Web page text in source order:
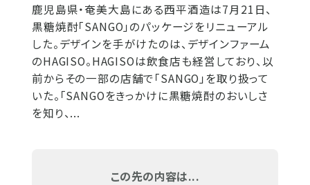
鹿児島県・奄美大島にある西平酒造は7月21日、
黒糖焼酎「SANGO」のパッケージをリニューアル
した。デザインを手がけたのは、デザインファーム
のHAGISO。HAGISOは飲食店も経営しており、以
前からその一部の店舗で「SANGO」を取り扱って
いた。「SANGOをきっかけに黒糖焼酎のおいしさ
を知り、...
この先の内容は...